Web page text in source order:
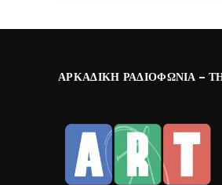
ΑΡΚΑΔΙΚΉ ΡΑΔΙΟΦΩΝΊΑ –